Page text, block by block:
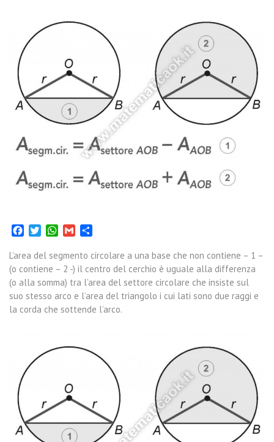
FacebookTwitterWhatsApp
Gmail
L’area del segmento circolare a una base che non contiene – 1 –
(o contiene – 2 -) il centro del cerchio è uguale alla differenza
(o alla somma) tra l’area del settore circolare che insiste sul
suo stesso arco e l’area del triangolo i cui lati sono due raggi e
la corda che sottende l’arco.